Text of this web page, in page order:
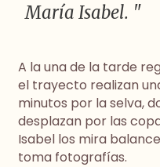
María Isabel. "
A la una de la tarde
el trayecto realizan
minutos por la selva,
desplazan por las
Isabel los mira
toma fotografías.